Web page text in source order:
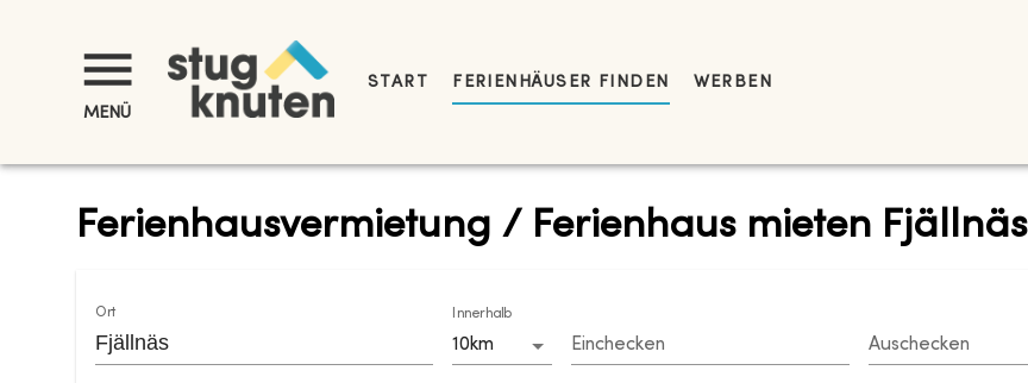
MENÜ
START FERIENHÄUSER FINDEN WERBEN
Ferienhausvermietung / Ferienhaus mieten Fjällnäs
Ort Innerhalb
10km Einchecken Auschecken